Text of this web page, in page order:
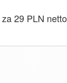
za 29 PLN netto